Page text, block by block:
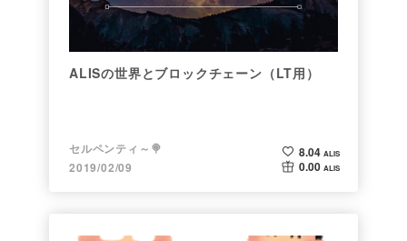
ALISの世界とブロックチェーン（LT用）
セルペンティ～🍭
2019/02/09
8.04 ALIS
0.00 ALIS